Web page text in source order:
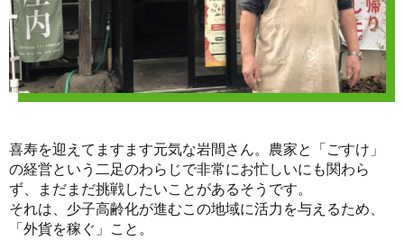
喜寿を迎えてますます元気な岩間さん。農家と「ごすけ」
の経営という二足のわらじで非常にお忙しいにも関わら
ず、まだまだ挑戦したいことがあるそうです。
それは、少子高齢化が進むこの地域に活力を与えるため、
「外貨を稼ぐ」こと。